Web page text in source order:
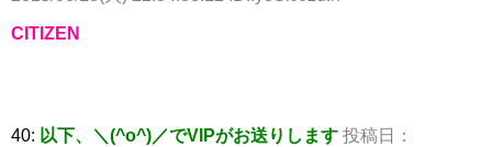
CITIZEN
40: 以下、＼(^o^)／でVIPがお送りします 投稿日：